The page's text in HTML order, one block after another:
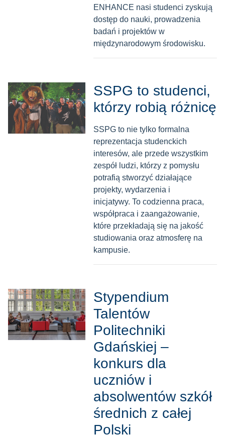
ENHANCE nasi studenci zyskują
dostęp do nauki, prowadzenia
badań i projektów w
międzynarodowym środowisku.
SSPG to studenci,
którzy robią różnicę
SSPG to nie tylko formalna
reprezentacja studenckich
interesów, ale przede wszystkim
zespół ludzi, którzy z pomysłu
potrafią stworzyć działające
projekty, wydarzenia i
inicjatywy. To codzienna praca,
współpraca i zaangażowanie,
które przekładają się na jakość
studiowania oraz atmosferę na
kampusie.
Stypendium
Talentów
Politechniki
Gdańskiej –
konkurs dla
uczniów i
absolwentów szkół
średnich z całej
Polski